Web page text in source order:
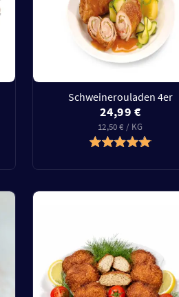
Schweinerouladen 4er
24,99 €
12,50 € / KG